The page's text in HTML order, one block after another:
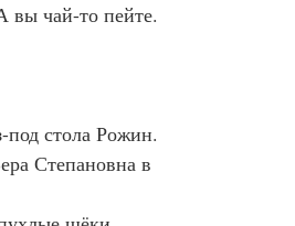
вы чай-то пейте.
стола Рожин.
Степановна в